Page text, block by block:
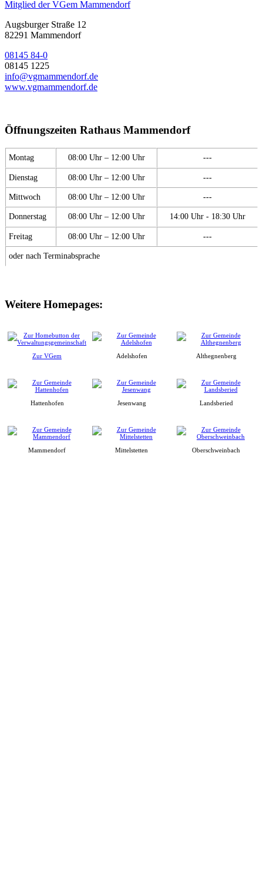
Mitglied der VGem Mammendorf
Augsburger Straße 12
82291 Mammendorf
08145 84-0
08145 1225
info@vgmammendorf.de
www.vgmammendorf.de
Öffnungszeiten Rathaus Mammendorf
Montag 08:00 Uhr – 12:00 Uhr ---
Dienstag 08:00 Uhr – 12:00 Uhr ---
Mittwoch 08:00 Uhr – 12:00 Uhr ---
Donnerstag 08:00 Uhr – 12:00 Uhr 14:00 Uhr - 18:30 Uhr
Freitag 08:00 Uhr – 12:00 Uhr ---
oder nach Terminabsprache
Weitere Homepages:
Zur VGem Adelshofen Althegnenberg
Hattenhofen Jesenwang Landsberied
Mammendorf Mittelstetten Oberschweinbach